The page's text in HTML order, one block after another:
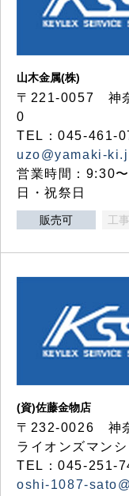
山木金属(株)
〒221-0057 神
0
TEL：045-461-
uzo@yamaki-
営業時間：9:30
日・祝祭日
販売可 工
(資)佐藤金物店
〒232-0026 神
ライオンズマン
TEL：045-251-
oshi-1087-